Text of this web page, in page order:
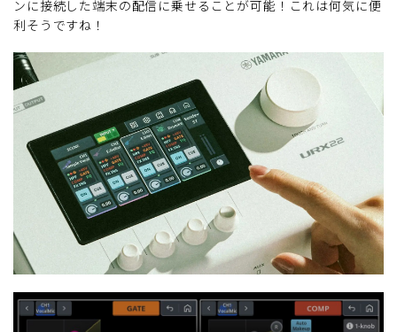
ンに接続した端末の配信に乗せることが可能！これは何気に便
利そうですね！